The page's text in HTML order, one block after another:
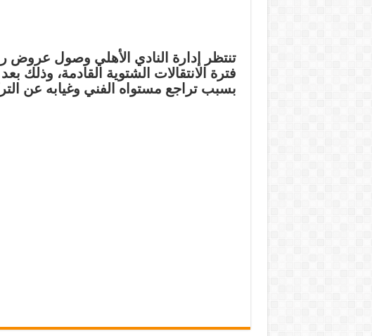
تنتظر إدارة النادي الأهلي وصول عروض
فترة الانتقالات الشتوية القادمة، وذلك
بسبب تراجع مستواه الفني وغيابه عن